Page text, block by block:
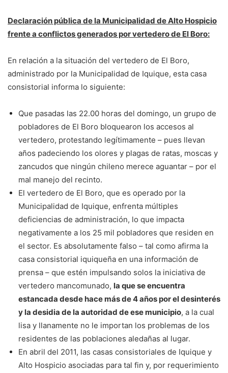
Declaración pública de la Municipalidad de Alto Hospicio
frente a conflictos generados por vertedero de El Boro:
En relación a la situación del vertedero de El Boro,
administrado por la Municipalidad de Iquique, esta casa
consistorial informa lo siguiente:
Que pasadas las 22.00 horas del domingo, un grupo de
pobladores de El Boro bloquearon los accesos al
vertedero, protestando legítimamente – pues llevan
años padeciendo los olores y plagas de ratas, moscas y
zancudos que ningún chileno merece aguantar – por el
mal manejo del recinto.
El vertedero de El Boro, que es operado por la
Municipalidad de Iquique, enfrenta múltiples
deficiencias de administración, lo que impacta
negativamente a los 25 mil pobladores que residen en
el sector. Es absolutamente falso – tal como afirma la
casa consistorial iquiqueña en una información de
prensa – que estén impulsando solos la iniciativa de
vertedero mancomunado, la que se encuentra
estancada desde hace más de 4 años por el desinterés
y la desidia de la autoridad de ese municipio, a la cual
lisa y llanamente no le importan los problemas de los
residentes de las poblaciones aledañas al lugar.
En abril del 2011, las casas consistoriales de Iquique y
Alto Hospicio asociadas para tal fin y, por requerimiento